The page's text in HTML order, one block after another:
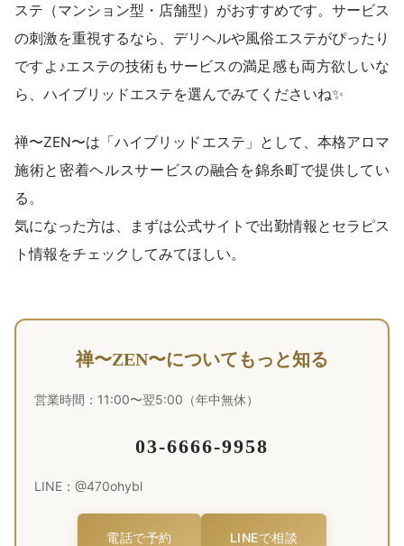
ステ（マンション型・店舗型）がおすすめです。サービス
の刺激を重視するなら、デリヘルや風俗エステがぴったり
ですよ♪エステの技術もサービスの満足感も両方欲しいな
ら、ハイブリッドエステを選んでみてくださいね✨
禅〜ZEN〜は「ハイブリッドエステ」として、本格アロマ
施術と密着ヘルスサービスの融合を錦糸町で提供してい
る。
気になった方は、まずは公式サイトで出勤情報とセラピス
ト情報をチェックしてみてほしい。
禅〜ZEN〜についてもっと知る
営業時間：11:00〜翌5:00（年中無休）
03-6666-9958
LINE：@470ohybl
電話で予約 LINEで相談